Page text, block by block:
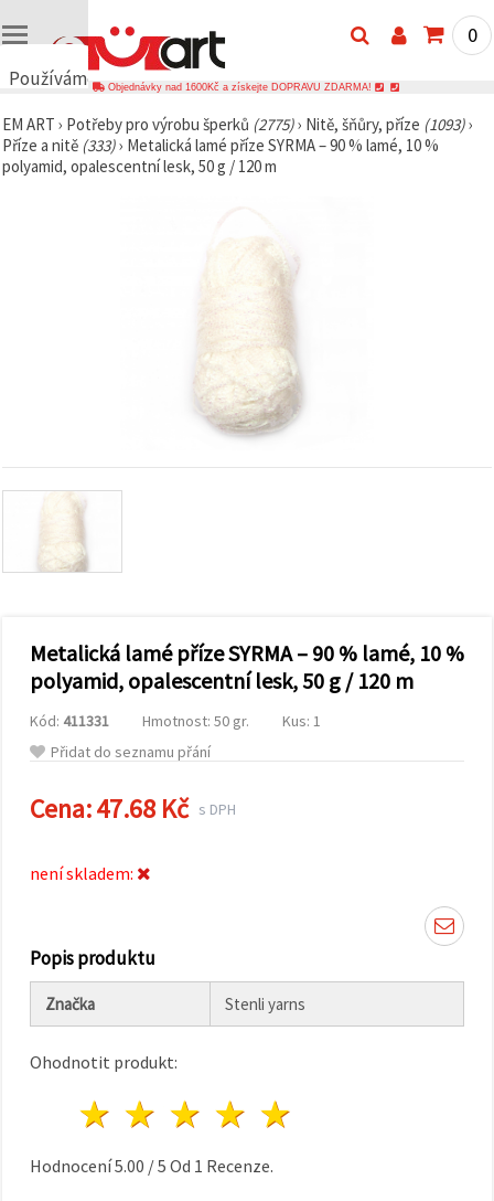
Používáme
🍪
Používáme
cookies a
zobrazovali
pomocí
našich
marketing.
souhlasit s
všech
cookies
kliknutím
vše!" Nebo
preference v
Nastavení
cookies a
kliknutím
"Uložit"
Přijmout
Nastavení
0
Objednávky nad 1600Kč a získejte DOPRAVU ZDARMA!
EM ART › Potřeby pro výrobu šperků (2775)› Nitě, šňůry, příze (1093)›
Příze a nitě (333)› Metalická lamé příze SYRMA – 90 % lamé, 10 %
polyamid, opalescentní lesk, 50 g / 120 m
Metalická lamé příze SYRMA – 90 % lamé, 10 %
polyamid, opalescentní lesk, 50 g / 120 m
Kód: 411331 Hmotnost: 50 gr.
Kus: 1
Přidat do seznamu přání
Cena:47.68 Kč s DPH
není skladem:
Popis produktu
Značka Stenli yarns
Ohodnotit produkt:
4 hvězdy
3 hvězdy
2 hvězdy
1 hvězda
Hodnocení5.00 /5 Od 1 Recenze.